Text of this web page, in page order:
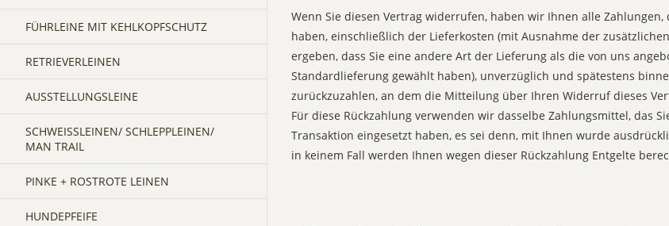
FÜHRLEINE MIT KEHLKOPFSCHUTZ
RETRIEVERLEINEN
AUSSTELLUNGSLEINE
SCHWEISSLEINEN/ SCHLEPPLEINEN/ M
AN TRAIL
PINKE + ROSTROTE LEINEN
HUNDEPFEIFE
Wenn Sie diesen Vertrag widerrufen, haben wir Ihnen alle
haben, einschließlich der Lieferkosten (mit Ausnahme der
ergeben, dass Sie eine andere Art der Lieferung als die von uns
Standardlieferung gewählt haben), unverzüglich und spätestens
zurückzuzahlen, an dem die Mitteilung über Ihren Widerruf dieses
Für diese Rückzahlung verwenden wir dasselbe Zahlungsmittel, das
Transaktion eingesetzt haben, es sei denn, mit Ihnen wurde
in keinem Fall werden Ihnen wegen dieser Rückzahlung Entgelte